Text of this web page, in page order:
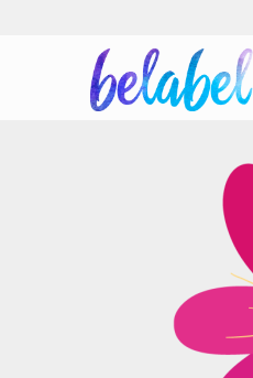
Dárky pro maminku
Dárky pro ségru
Dárky pro babičku
Dárky pro bráchu
Dárky pro dědu
Dárky pro partnera
Dárky pro partnerku